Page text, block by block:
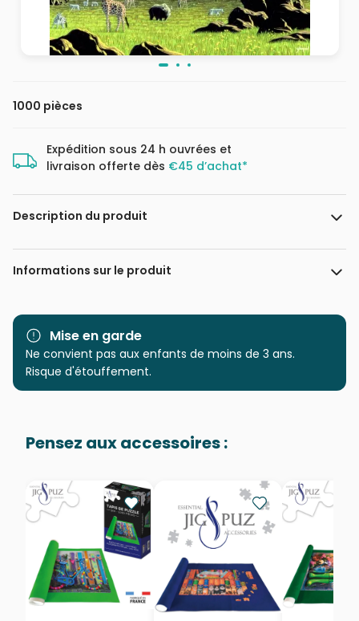
1000 pièces
Expédition sous 24 h ouvrées et
livraison offerte dès €45 d’achat*
Description du produit
Schim Schimmel. www.schimschimmel.com
Informations sur le produit
Marque Grafika
Catégorie Puzzles - Eléphants
Age
Puzzle pour Adultes (500 à
Provenance Puzzles fabriqués en France
EAN 3663384504167
Nombre de pièces 1000 pièces
Dimensions 69 x 49 cm
Mise en garde
Ne convient pas aux enfants de moins de 3 ans.
Risque d'étouffement.
Pensez aux accessoires :